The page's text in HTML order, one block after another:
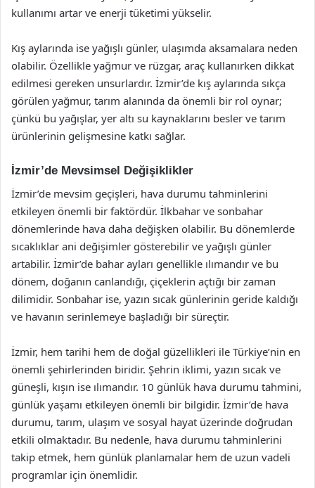
kullanımı artar ve enerji tüketimi yükselir.
Kış aylarında ise yağışlı günler, ulaşımda aksamalara neden
olabilir. Özellikle yağmur ve rüzgar, araç kullanırken dikkat
edilmesi gereken unsurlardır. İzmir’de kış aylarında sıkça
görülen yağmur, tarım alanında da önemli bir rol oynar;
çünkü bu yağışlar, yer altı su kaynaklarını besler ve tarım
ürünlerinin gelişmesine katkı sağlar.
İzmir’de Mevsimsel Değişiklikler
İzmir’de mevsim geçişleri, hava durumu tahminlerini
etkileyen önemli bir faktördür. İlkbahar ve sonbahar
dönemlerinde hava daha değişken olabilir. Bu dönemlerde
sıcaklıklar ani değişimler gösterebilir ve yağışlı günler
artabilir. İzmir’de bahar ayları genellikle ılımandır ve bu
dönem, doğanın canlandığı, çiçeklerin açtığı bir zaman
dilimidir. Sonbahar ise, yazın sıcak günlerinin geride kaldığı
ve havanın serinlemeye başladığı bir süreçtir.
İzmir, hem tarihi hem de doğal güzellikleri ile Türkiye’nin en
önemli şehirlerinden biridir. Şehrin iklimi, yazın sıcak ve
güneşli, kışın ise ılımandır. 10 günlük hava durumu tahmini,
günlük yaşamı etkileyen önemli bir bilgidir. İzmir’de hava
durumu, tarım, ulaşım ve sosyal hayat üzerinde doğrudan
etkili olmaktadır. Bu nedenle, hava durumu tahminlerini
takip etmek, hem günlük planlamalar hem de uzun vadeli
programlar için önemlidir.